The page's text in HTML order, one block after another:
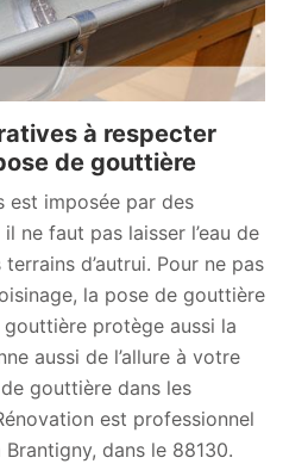
à respecter
de gouttière
est imposée par des
ne faut pas laisser l’eau de
d’autrui. Pour ne pas
la pose de gouttière
protège aussi la
aussi de l’allure à votre
gouttière dans les
est professionnel
dans le 88130.